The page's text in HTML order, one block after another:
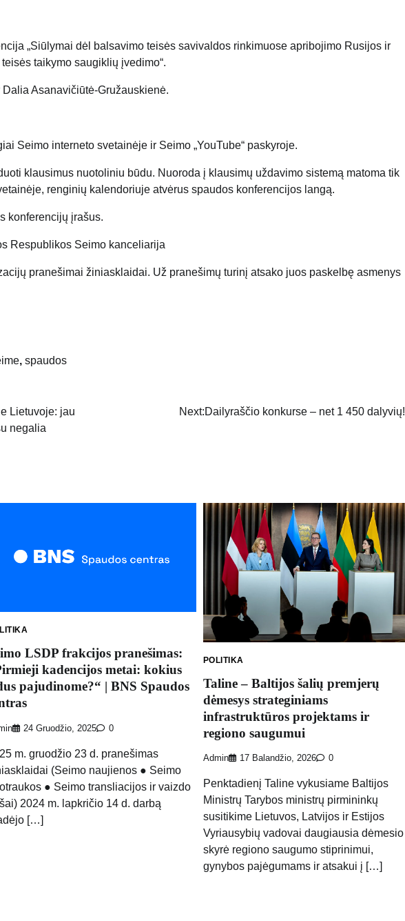
„Siūlymai dėl balsavimo teisės savivaldos rinkimuose apribojimo Rusijos ir
taikymo saugiklių įvedimo“.
Asanavičiūtė-Gružauskienė​.
Seimo interneto svetainėje ir Seimo „YouTube“ paskyroje.
klausimus nuotoliniu būdu. Nuoroda į klausimų uždavimo sistemą matoma tik
renginių kalendoriuje atvėrus spaudos konferencijos langą.
konferencijų įrašus.
Respublikos Seimo kanceliarija
pranešimai žiniasklaidai. Už pranešimų turinį atsako juos paskelbę asmenys
, spaudos
Lietuvoje: jau
negalia
Next:Dailyraščio konkurse – net 1 450 dalyvių!
LSDP frakcijos pranešimas:
kadencijos metai: kokius
pajudinome?“ | BNS Spaudos
24 Gruodžio, 2025 0
m. gruodžio 23 d. pranešimas
(Seimo naujienos ● Seimo
● Seimo transliacijos ir vaizdo
2024 m. lapkričio 14 d. darbą
[…]
POLITIKA
Taline – Baltijos šalių premjerų
dėmesys strateginiams
infrastruktūros projektams ir
regiono saugumui
Admin 17 Balandžio, 2026 0
Penktadienį Taline vykusiame Baltijos
Ministrų Tarybos ministrų pirmininkų
susitikime Lietuvos, Latvijos ir Estijos
Vyriausybių vadovai daugiausia dėmesio
skyrė regiono saugumo stiprinimui,
gynybos pajėgumams ir atsakui į […]